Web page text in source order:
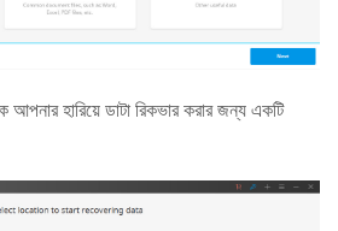
আপনার হারিয়ে ডাটা রিকভার করার জন্য একটি